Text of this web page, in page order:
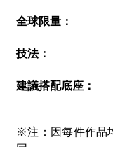
全球限量：
技法：
建議搭配底座 ：
※注：因每件作品